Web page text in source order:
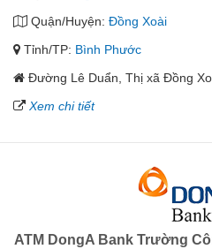
Quận/Huyện: Đồng Xoài
Tỉnh/TP: Bình Phước
Đường Lê Duẩn, Thị xã Đồng
Xem chi tiết
ATM DongA Bank Trường